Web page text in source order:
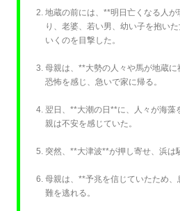
地蔵の前には、**明日亡くなる人
り、老婆、若い男、幼い子を抱い
いくのを目撃した。
母親は、**大勢の人々や馬が地蔵
恐怖を感じ、急いで家に帰る。
翌日、**大潮の日**に、人々が海藻
親は不安を感じていた。
突然、**大津波**が押し寄せ、浜は
母親は、**予兆を信じていたため、
難を逃れる。